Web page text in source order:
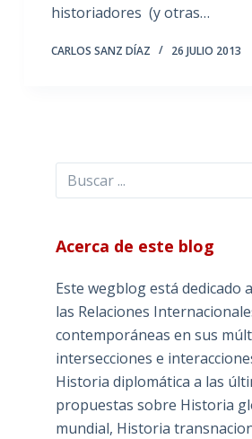
historiadores (y otras…
CARLOS SANZ DÍAZ 26 JULIO 2013
Buscar
Acerca de este blog
Este wegblog está dedicado
las Relaciones
contemporáneas en sus
intersecciones e
Historia diplomática a las
propuestas sobre Historia
mundial, Historia